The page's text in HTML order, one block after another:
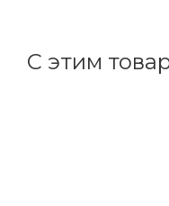
С этим